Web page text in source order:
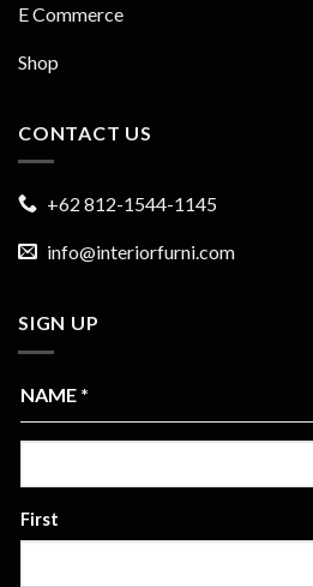
E Commerce
Shop
CONTACT US
+62 812-1544-1145
info@interiorfurni.com
SIGN UP
NAME *
First